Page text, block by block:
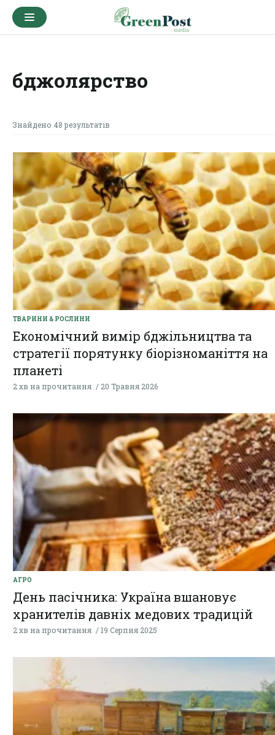
бджолярство
Знайдено 48 результатів
ТВАРИНИ & РОСЛИНИ
Економічний вимір бджільництва та
стратегії порятунку біорізноманіття на
планеті
2 хв на прочитання 20 Травня 2026
АГРО
День пасічника: Україна вшановує
хранителів давніх медових традицій
2 хв на прочитання 19 Серпня 2025